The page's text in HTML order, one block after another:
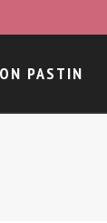
PASTIN